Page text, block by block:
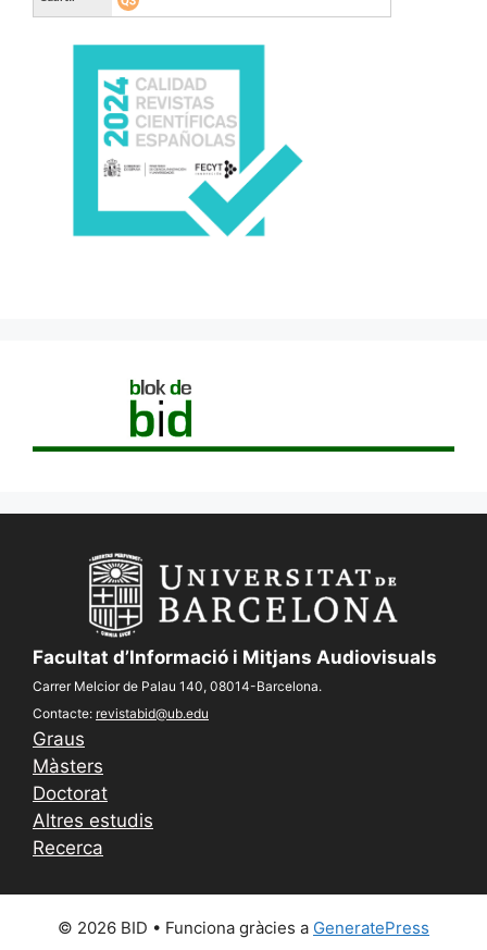
Facultat d’Informació i Mitjans Audiovisuals
Carrer Melcior de Palau 140, 08014-Barcelona.
Contacte: revistabid@ub.edu
Graus
Màsters
Doctorat
Altres estudis
Recerca
© 2026 BID • Funciona gràcies a GeneratePress